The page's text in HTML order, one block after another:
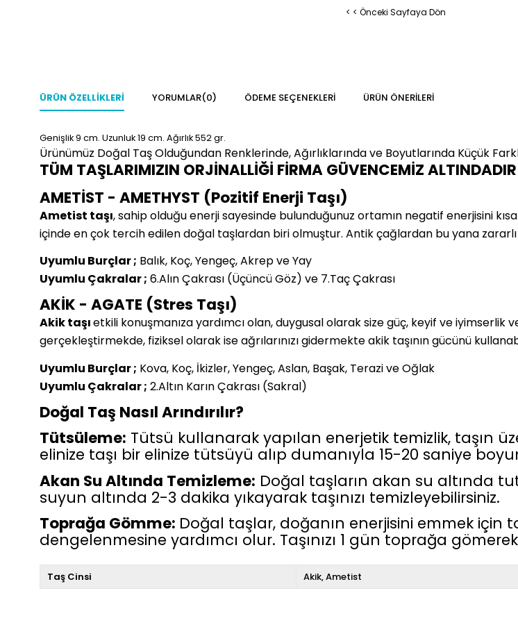
< < Önceki Sayfaya Dön
ÜRÜN ÖZELLIKLERI YORUMLAR(0) ÖDEME SEÇENEKLERI ÜRÜN ÖNERILERI
Genişlik 9 cm. Uzunluk 19 cm. Ağırlık 552 gr.
Ürünümüz Doğal Taş Olduğundan Renklerinde, Ağırlıklarında ve Boyutlarında Küçük
TÜM TAŞLARIMIZIN ORJİNALLİĞİ FİRMA GÜVENCEMİZ
AMETİST - AMETHYST (Pozitif Enerji Taşı)
Ametist taşı, sahip olduğu enerji sayesinde bulunduğunuz ortamın negatif enerjisini
içinde en çok tercih edilen doğal taşlardan biri olmuştur. Antik çağlardan bu yana zararlı
Uyumlu Burçlar ; Balık, Koç, Yengeç, Akrep ve Yay
Uyumlu Çakralar ; 6.Alın Çakrası (Üçüncü Göz) ve 7.Taç Çakrası
AKİK - AGATE (Stres Taşı)
Akik taşıetkili konuşmanıza yardımcı olan, duygusal olarak size güç, keyif ve
gerçekleştirmekde, fiziksel olarak ise ağrılarınızı gidermekte akik taşının gücünü
Uyumlu Burçlar ; Kova, Koç, İkizler, Yengeç, Aslan, Başak, Terazi ve Oğlak
Uyumlu Çakralar ; 2.Altın Karın Çakrası (Sakral)
Doğal Taş Nasıl Arındırılır?
Tütsüleme: Tütsü kullanarak yapılan enerjetik temizlik, taşın
elinize taşı bir elinize tütsüyü alıp dumanıyla 15-20 saniye
Akan Su Altında Temizleme: Doğal taşların akan su altında
suyun altında 2-3 dakika yıkayarak taşınızı temizleyebilirsiniz.
Toprağa Gömme: Doğal taşlar, doğanın enerjisini emmek için
dengelenmesine yardımcı olur. Taşınızı 1 gün toprağa
Taş Cinsi Akik Ametist